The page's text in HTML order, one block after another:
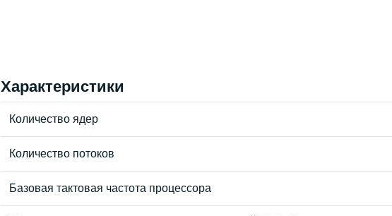
Характеристики
Количество ядер
Количество потоков
Базовая тактовая частота процессора